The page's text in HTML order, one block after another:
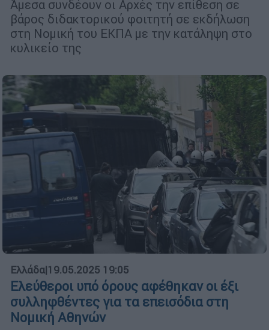
Άμεσα συνδέουν οι Αρχές την επίθεση σε
βάρος διδακτορικού φοιτητή σε εκδήλωση
στη Νομική του ΕΚΠΑ με την κατάληψη στο
κυλικείο της
Ελλάδα|19.05.2025 19:05
Ελεύθεροι υπό όρους αφέθηκαν οι έξι
συλληφθέντες για τα επεισόδια στη
Νομική Αθηνών